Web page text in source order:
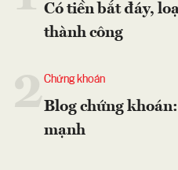
Có tiền bắt đáy,
thành công
2Chứng khoán
Blog chứng
mạnh